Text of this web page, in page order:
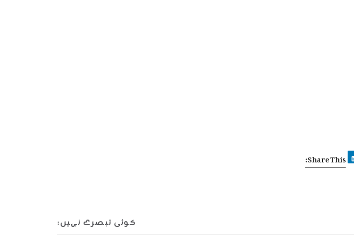
Share This:
کوئی تبصرے نہیں: